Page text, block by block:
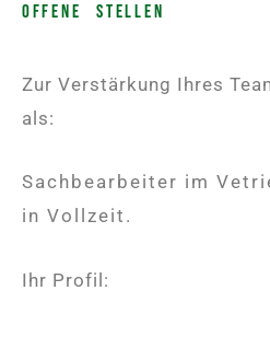
Offene Stellen
Zur Verstärkung Ihres
als:
Sachbearbeiter im
in Vollzeit.
Ihr Profil: